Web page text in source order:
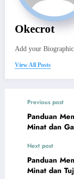
Okecrot
Add your
View All Posts
Previous post
Panduan
Minat dan
Next post
Panduan
Minat dan